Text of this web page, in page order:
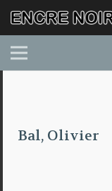
Bal, Olivier